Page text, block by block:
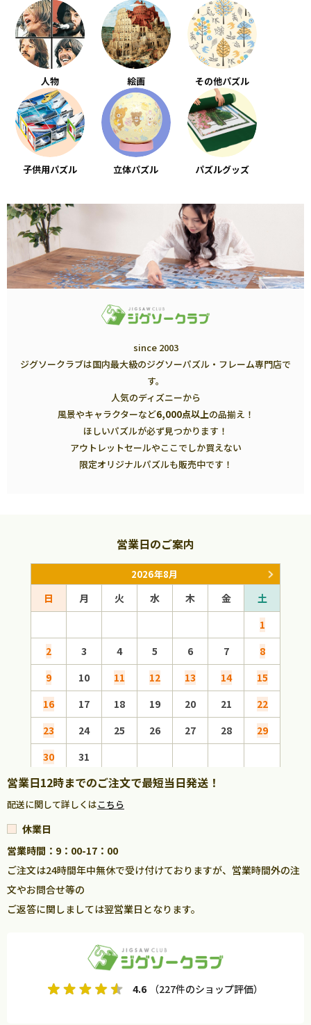
人物 絵画 その他パズル
子供用パズル 立体パズル パズルグッズ
since 2003
ジグソークラブは国内最大級のジグソーパズル・フレーム専門店で
す。
人気のディズニーから
風景やキャラクターなど6,000点以上の品揃え！
ほしいパズルが必ず見つかります！
アウトレットセールやここでしか買えない
限定オリジナルパズルも販売中です！
営業日のご案内
2026年8月
日 月 火 水 木 金
土
1
2
3 4 5 6 7
8
9
10 11 12 13 14
15
16
17 18 19 20 21
22
23
24 25 26 27 28
29
30
31
営業日12時までのご注文で最短当日発送！
配送に関して詳しくはこちら
休業日
営業時間：9：00-17：00
ご注文は24時間年中無休で受け付けておりますが、営業時間外の注
文やお問合せ等の
ご返答に関しましては翌営業日となります。
4.6 （227件のショップ評価）